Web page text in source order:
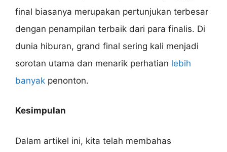
final biasanya merupakan pertunjukan terbesar
dengan penampilan terbaik dari para finalis. Di
dunia hiburan, grand final sering kali menjadi
sorotan utama dan menarik perhatian lebih
banyak penonton.
Kesimpulan
Dalam artikel ini, kita telah membahas